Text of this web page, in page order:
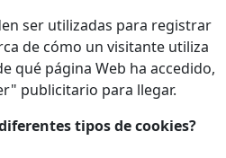
ser utilizadas para registrar
de cómo un visitante utiliza
qué página Web ha accedido,
publicitario para llegar.
tipos de cookies?